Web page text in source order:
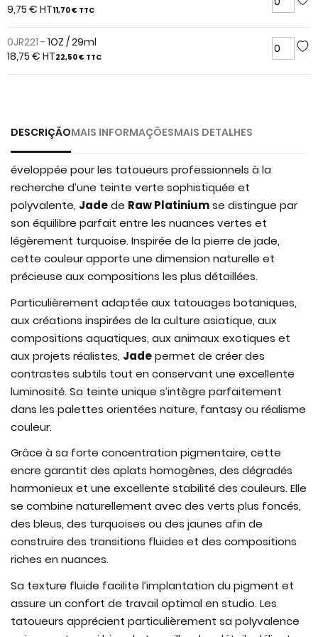
the
gallery
9,75 € HT11,70 € TTC
0JR221 - 1OZ / 29ml
18,75 € HT22,50 € TTC
DESCRIÇÃOMAIS INFORMAÇÕESMAIS DETALHES
éveloppée pour les tatoueurs professionnels à la
recherche d’une teinte verte sophistiquée et
polyvalente, Jadede Raw Platiniumse distingue par
son équilibre parfait entre les nuances vertes et
légèrement turquoise. Inspirée de la pierre de jade,
cette couleur apporte une dimension naturelle et
précieuse aux compositions les plus détaillées.
Particulièrement adaptée aux tatouages botaniques,
aux créations inspirées de la culture asiatique, aux
compositions aquatiques, aux animaux exotiques et
aux projets réalistes, Jadepermet de créer des
contrastes subtils tout en conservant une excellente
luminosité. Sa teinte unique s’intègre parfaitement
dans les palettes orientées nature, fantasy ou réalisme
couleur.
Grâce à sa forte concentration pigmentaire, cette
encre garantit des aplats homogènes, des dégradés
harmonieux et une excellente stabilité des couleurs. Elle
se combine naturellement avec des verts plus foncés,
des bleus, des turquoises ou des jaunes afin de
construire des transitions fluides et des compositions
riches en nuances.
Sa texture fluide facilite l’implantation du pigment et
assure un confort de travail optimal en studio. Les
tatoueurs apprécient particulièrement sa polyvalence